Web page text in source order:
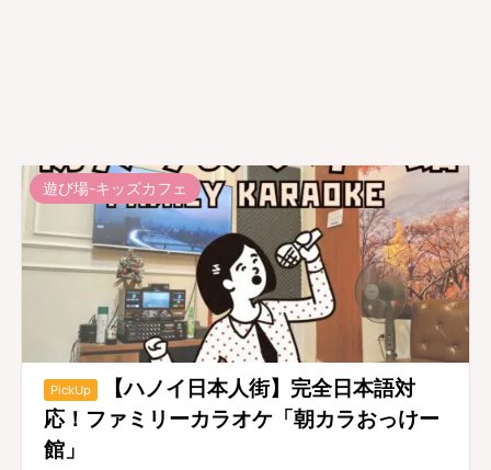
遊び場-キッズカフェ
PickUp
【ハノイ日本人街】完全日本語対
応！ファミリーカラオケ「朝カラおっけー
館」